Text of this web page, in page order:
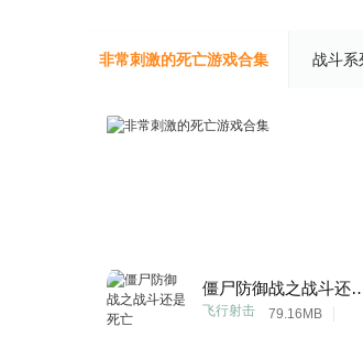
非常刺激的死亡游戏合集 战斗系
僵尸防御战之战
79.16MB
飞行射击